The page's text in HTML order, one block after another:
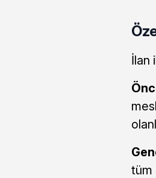
İlan
tüm